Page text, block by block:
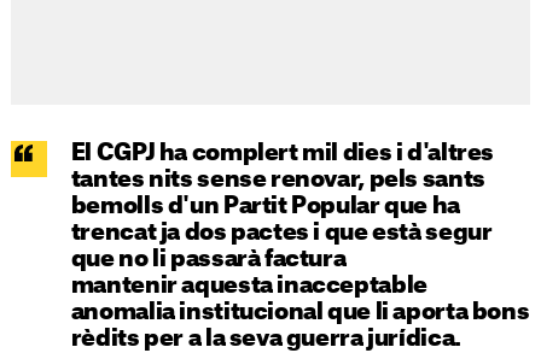
El CGPJ ha complert mil dies i d'altres
tantes nits sense renovar, pels sants
bemolls d'un Partit Popular que ha
trencat ja dos pactes i que està segur
que no li passarà factura
mantenir aquesta inacceptable
anomalia institucional que li aporta bons
rèdits per a la seva guerra jurídica.